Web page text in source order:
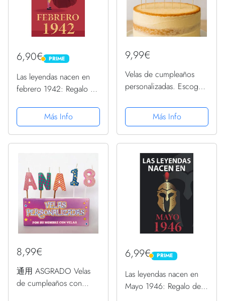
6,90€ PRIME
PRIME
Las leyendas nacen en
febrero 1942: Regalo de
para hombre y mujer de
79 años I Cita positiva ,
humor I Cuaderno ,
Más Info
9,99€
Velas de cumpleaños
personalizadas. Escoge
color de las velas.
Compra solidaria
Más Info
8,99€
通用 ASGRADO Velas
de cumpleaños con
6,99€ PRIME
PRIME
Las leyendas nacen en
Mayo 1946: Regalo de